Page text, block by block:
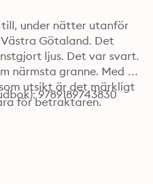
till, under nätter utanför
Götaland. Det
ljus. Det var svart.
närmsta granne. Med
utsikt är det märkligt
för betraktaren.
9789189743830